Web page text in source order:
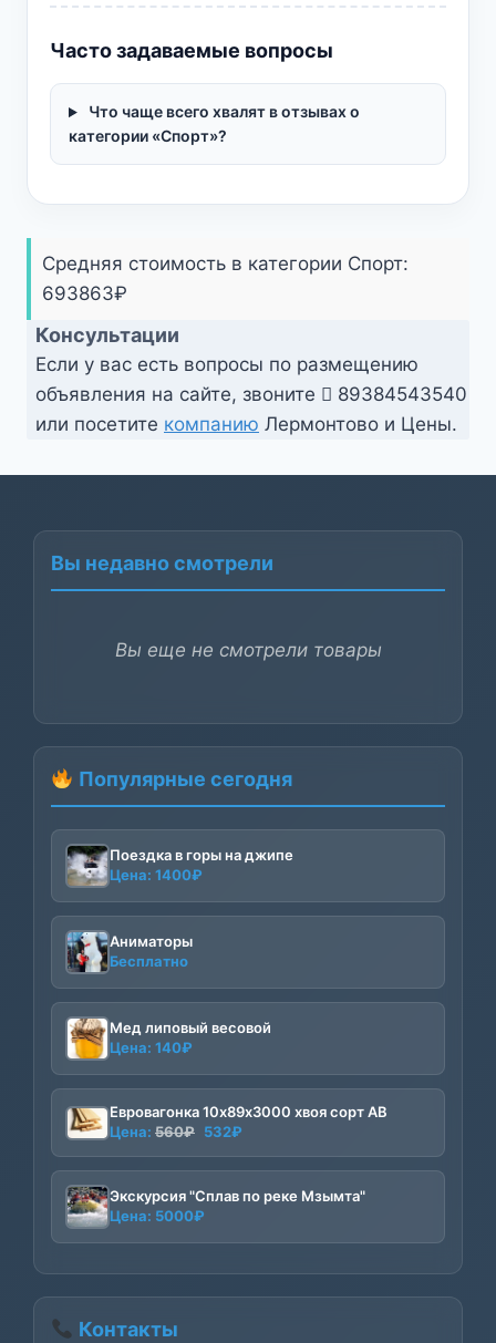
Часто задаваемые вопросы
Что чаще всего хвалят в отзывах о
категории «Спорт»?
Средняя стоимость в категории Спорт:
693863₽
Консультации
Если у вас есть вопросы по размещению
объявления на сайте, звоните
89384543540
или посетите компанию Лермонтово и Цены.
Вы недавно смотрели
Вы еще не смотрели товары
Популярные сегодня
Поездка в горы на джипе
Цена: 1400₽
Аниматоры
Бесплатно
Мед липовый весовой
Цена: 140₽
Евровагонка 10х89х3000 хвоя сорт АВ
Цена: 560₽ Первоначальная
составляла
560₽.
532₽
532₽.
Экскурсия "Сплав по реке Мзымта"
Цена: 5000₽
Контакты